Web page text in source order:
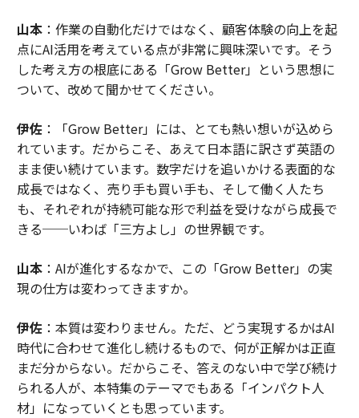
山本：作業の自動化だけではなく、顧客体験の向上を起
点にAI活用を考えている点が非常に興味深いです。そう
した考え方の根底にある「Grow Better」という思想に
ついて、改めて聞かせてください。
伊佐：「Grow Better」には、とても熱い想いが込めら
れています。だからこそ、あえて日本語に訳さず英語の
まま使い続けています。数字だけを追いかける表面的な
成長ではなく、売り手も買い手も、そして働く人たち
も、それぞれが持続可能な形で利益を受けながら成長で
きる──いわば「三方よし」の世界観です。
山本：AIが進化するなかで、この「Grow Better」の実
現の仕方は変わってきますか。
伊佐：本質は変わりません。ただ、どう実現するかはAI
時代に合わせて進化し続けるもので、何が正解かは正直
まだ分からない。だからこそ、答えのない中で学び続け
られる人が、本特集のテーマでもある「インパクト人
材」になっていくとも思っています。